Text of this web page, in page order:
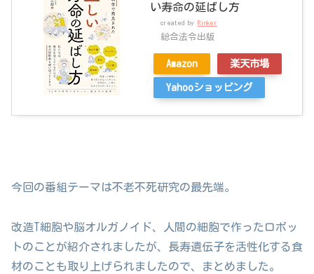
い寿命の延ばし方
created by Rinker
総合法令出版
Amazon 楽天市場
Yahooショッピング
今回の番組テーマは不老不死研究の最先端。
改造T細胞や脳オルガノイド、人間の細胞で作ったロボッ
トのことが紹介されましたが、長寿遺伝子を活性化する食
材のことも取り上げられましたので、まとめました。